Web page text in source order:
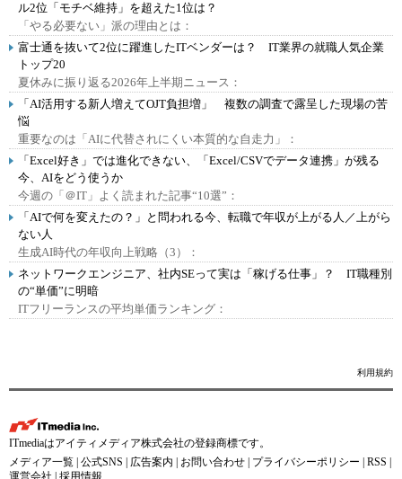
ル2位「モチベ維持」を超えた1位は？
「やる必要ない」派の理由とは：
富士通を抜いて2位に躍進したITベンダーは？ IT業界の就職人気企業
トップ20
夏休みに振り返る2026年上半期ニュース：
「AI活用する新人増えてOJT負担増」 複数の調査で露呈した現場の苦
悩
重要なのは「AIに代替されにくい本質的な自走力」：
「Excel好き」では進化できない、「Excel/CSVでデータ連携」が残る
今、AIをどう使うか
今週の「＠IT」よく読まれた記事“10選”：
「AIで何を変えたの？」と問われる今、転職で年収が上がる人／上がら
ない人
生成AI時代の年収向上戦略（3）：
ネットワークエンジニア、社内SEって実は「稼げる仕事」？ IT職種別
の“単価”に明暗
ITフリーランスの平均単価ランキング：
利用規約
ITmediaはアイティメディア株式会社の登録商標です。
メディア一覧 公式SNS 広告案内 お問い合わせ プライバシーポリシー RSS
運営会社
採用情報